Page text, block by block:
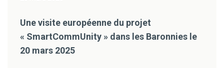
Une visite européenne du projet
« SmartCommUnity » dans les Baronnies le
20 mars 2025